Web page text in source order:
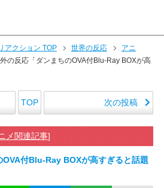
アクション TOP 世界の反応
アニ
の反応「ダンまちのOVA付Blu-Ray BOXが高
TOP 次の投稿
メ関連記事]
OVA付Blu-Ray BOXが高すぎると話題